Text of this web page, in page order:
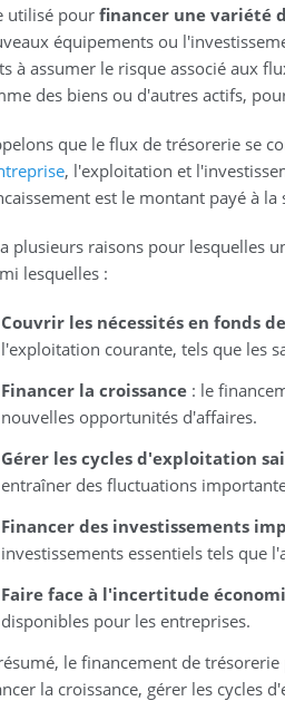
utilisé pourfinancer une variété
équipements ou
à assumer le risque associé aux
des biens ou d'autres actifs,
que le flux de trésorerie se
, l'exploitation et
est le montant payé à la
plusieurs raisons pour lesquelles
lesquelles :
Couvrir les nécessités en fonds
l'exploitation courante, tels que les
Financer la croissance : le
nouvelles opportunités d'affaires.
Gérer les cycles d'exploitation
entraîner des fluctuations
Financer des investissements
investissements essentiels tels que
Faire face à l'incertitude
disponibles pour les entreprises.
le financement de
la croissance, gérer les cycles